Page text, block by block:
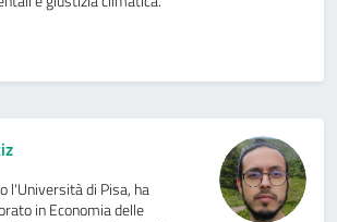
l'Università di Pisa, ha
in Economia delle